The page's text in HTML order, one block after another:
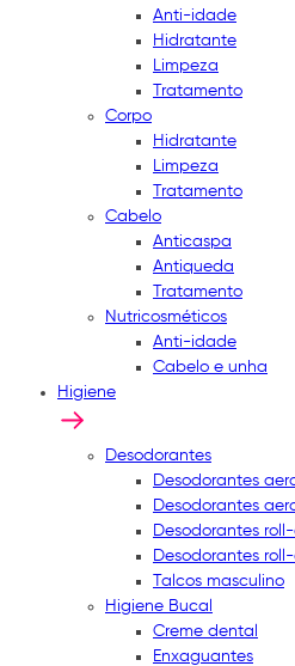
Anti-idade
Hidratante
Limpeza
Tratamento
Corpo
Hidratante
Limpeza
Tratamento
Cabelo
Anticaspa
Antiqueda
Tratamento
Nutricosméticos
Anti-idade
Cabelo e unha
Higiene
Desodorantes
Desodorantes
Desodorantes
Desodorantes
Desodorantes
Talcos masculino
Higiene Bucal
Creme dental
Enxaguantes